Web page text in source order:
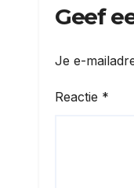
Geef
Je e-
Reactie *